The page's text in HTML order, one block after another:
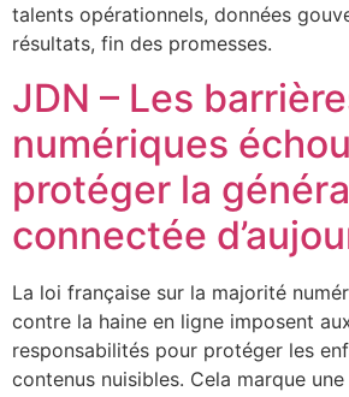
talents opérationnels, données
résultats, fin des promesses.
JDN – Les
numériques
protéger la
connectée
La loi française sur la majorité
contre la haine en ligne imposent
responsabilités pour protéger les
contenus nuisibles. Cela marque